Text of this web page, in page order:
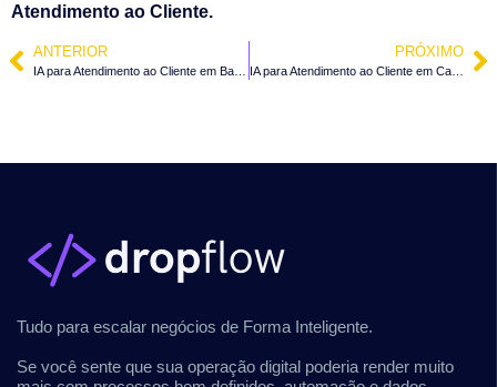
Atendimento ao Cliente.
ANTERIOR PRÓXIMO
IA para Atendimento ao Cliente em Canelinha – SC
Tudo para escalar negócios de Forma Inteligente.
Se você sente que sua operação digital poderia render muito